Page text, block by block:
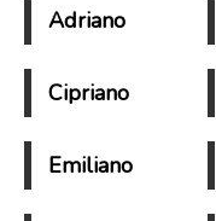
Adriano
Cipriano
Emiliano